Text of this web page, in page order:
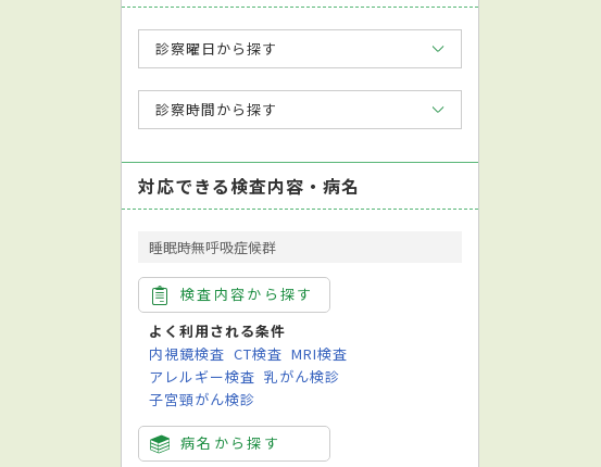
診察曜日から探す
診察時間から探す
対応できる検査内容・病名
睡眠時無呼吸症候群
検査内容から探す
よく利用される条件
内視鏡検査 CT検査 MRI検査
アレルギー検査 乳がん検診
子宮頸がん検診
病名から探す